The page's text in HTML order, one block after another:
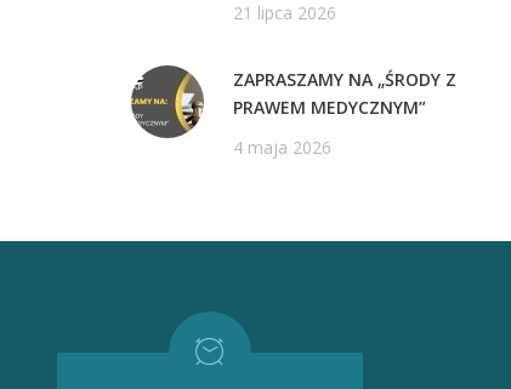
21 lipca 2026
ZAPRASZAMY NA „ŚRODY Z
PRAWEM MEDYCZNYM”
4 maja 2026